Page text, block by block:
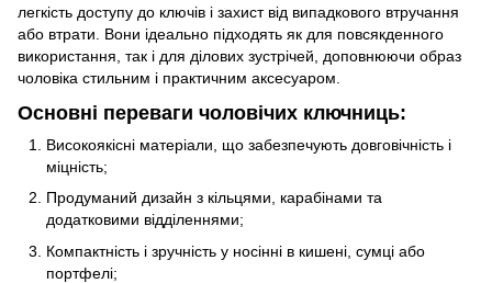
легкість доступу до ключів і захист від випадкового втручання
або втрати. Вони ідеально підходять як для повсякденного
використання, так і для ділових зустрічей, доповнюючи образ
чоловіка стильним і практичним аксесуаром.
Основні переваги чоловічих ключниць:
Високоякісні матеріали, що забезпечують довговічність і
міцність;
Продуманий дизайн з кільцями, карабінами та
додатковими відділеннями;
Компактність і зручність у носінні в кишені, сумці або
портфелі;